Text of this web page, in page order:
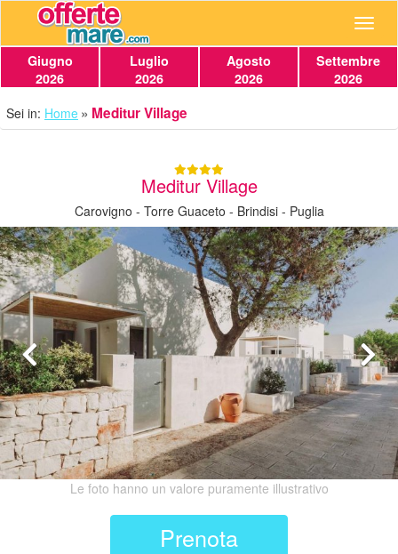
Giugno
2026
Luglio
2026
Agosto
2026
Settembre
2026
Sei in: Home Meditur Village
Meditur Village
Carovigno - Torre Guaceto - Brindisi - Puglia
Le foto hanno un valore puramente illustrativo
Prenota